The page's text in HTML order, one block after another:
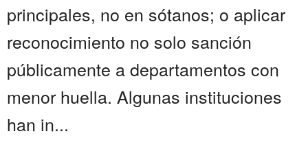
principales, no en sótanos; o aplicar
reconocimiento no solo sanción
públicamente a departamentos con
menor huella. Algunas instituciones
han in...